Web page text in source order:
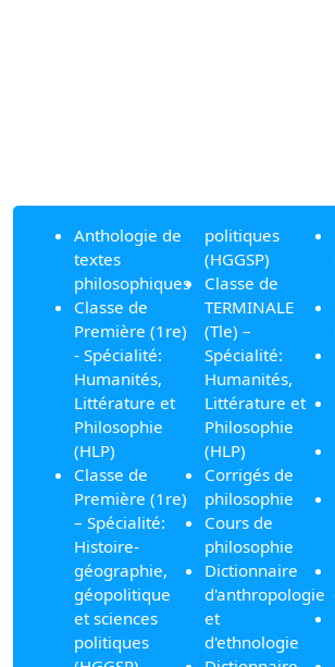
Anthologie de
textes
philosophiques
Classe de
Première (1re)
- Spécialité:
Humanités,
Littérature et
Philosophie
(HLP)
Classe de
Première (1re)
– Spécialité:
Histoire-
géographie,
géopolitique
et sciences
politiques
politiques
(HGGSP)
Classe de
TERMINALE
(Tle) –
Spécialité:
Humanités,
Littérature et
Philosophie
(HLP)
Corrigés de
philosophie
Cours de
philosophie
Dictionnaire
d'anthropologie
et
d'ethnologie